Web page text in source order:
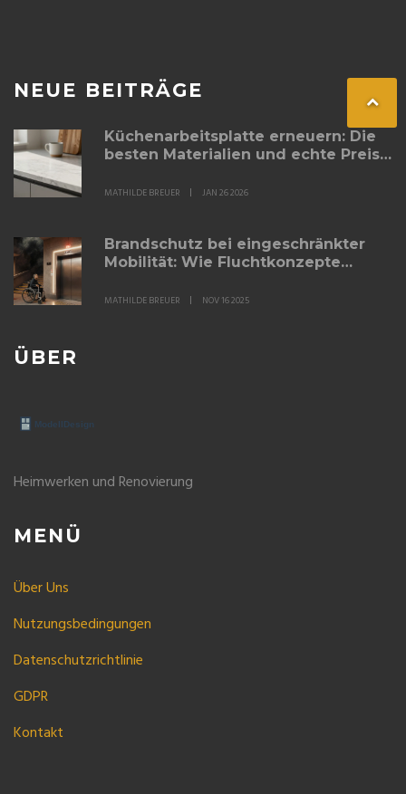
NEUE BEITRÄGE
Küchenarbeitsplatte erneuern: Die
besten Materialien und echte Preise
MATHILDE BREUER JAN 26 2026
Brandschutz bei eingeschränkter
Mobilität: Wie Fluchtkonzepte
MATHILDE BREUER NOV 16 2025
ÜBER
Heimwerken und Renovierung
MENÜ
Über Uns
Nutzungsbedingungen
Datenschutzrichtlinie
GDPR
Kontakt